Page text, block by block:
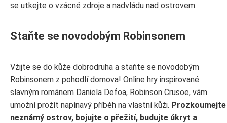
se utkejte o vzácné zdroje a nadvládu nad ostrovem.
Staňte se novodobým Robinsonem
Vžijte se do kůže dobrodruha a staňte se novodobým
Robinsonem z pohodlí domova! Online hry inspirované
slavným románem Daniela Defoa, Robinson Crusoe, vám
umožní prožít napínavý příběh na vlastní kůži. Prozkoumejte
neznámý ostrov, bojujte o přežití, budujte úkryt a